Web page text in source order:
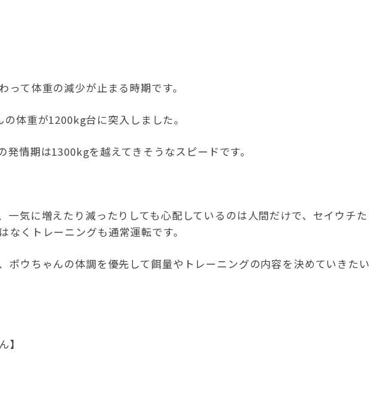
って体重の減少が止まる時期です。
体重が1200kg台に突入しました。
発情期は1300kgを越えてきそうなスピードです。
一気に増えたり減ったりしても心配しているのは人間だけで、セイウチた
なくトレーニングも通常運転です。
ポウちゃんの体調を優先して餌量やトレーニングの内容を決めていきたい
】